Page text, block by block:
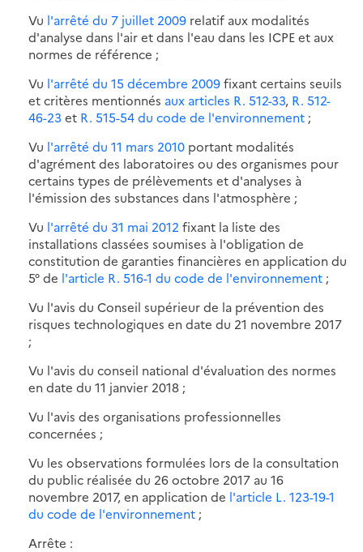
Vu l'arrêté du 7 juillet 2009 relatif aux modalités
d'analyse dans l'air et dans l'eau dans les ICPE et aux
normes de référence ;
Vu l'arrêté du 15 décembre 2009fixant certains seuils
et critères mentionnés aux articles R. 512-33, R. 512-
46-23 et R. 515-54 du code de l'environnement ;
Vu l'arrêté du 11 mars 2010 portant modalités
d'agrément des laboratoires ou des organismes pour
certains types de prélèvements et d'analyses à
l'émission des substances dans l'atmosphère ;
Vu l'arrêté du 31 mai 2012 fixant la liste des
installations classées soumises à l'obligation de
constitution de garanties financières en application du
5° de l'article R. 516-1 du code de l'environnement ;
Vu l'avis du Conseil supérieur de la prévention des
risques technologiques en date du 21 novembre 2017
;
Vu l'avis du conseil national d'évaluation des normes
en date du 11 janvier 2018 ;
Vu l'avis des organisations professionnelles
concernées ;
Vu les observations formulées lors de la consultation
du public réalisée du 26 octobre 2017 au 16
novembre 2017, en application de l'article L. 123-19-1
du code de l'environnement ;
Arrête :